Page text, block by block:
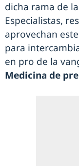
dicha rama de la
Especialistas,
aprovechan
para
en pro de la
Medicina de